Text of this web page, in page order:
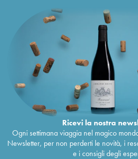
Ricevi la nostra
Ogni settimana viaggia nel magico
Newsletter, per non perderti le novità, i
e i consigli degli